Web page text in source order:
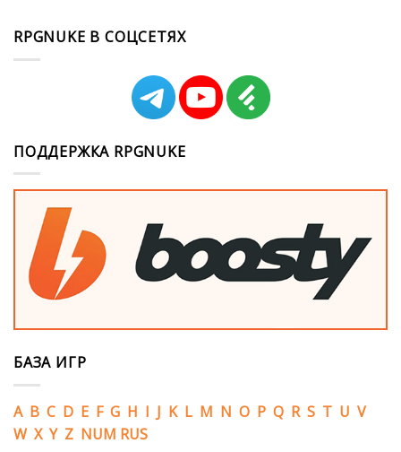
RPGNUKE В СОЦСЕТЯХ
ПОДДЕРЖКА RPGNUKE
БАЗА ИГР
A B C D E F G H I J K L M N O P Q R S T U V
W X Y Z NUM RUS